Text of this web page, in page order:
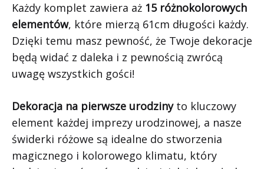
Każdy komplet zawiera aż 15 różnokolorowych
elementów, które mierzą 61cm długości każdy.
Dzięki temu masz pewność, że Twoje dekoracje
będą widać z daleka i z pewnością zwrócą
uwagę wszystkich gości!
Dekoracja na pierwsze urodzinyto kluczowy
element każdej imprezy urodzinowej, a nasze
świderki różowe są idealne do stworzenia
magicznego i kolorowego klimatu, który